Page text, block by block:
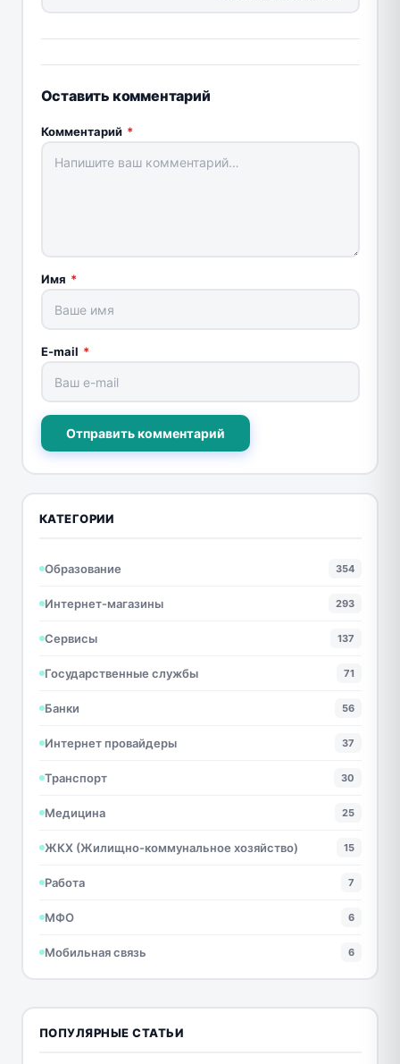
Оставить комментарий
Комментарий *
Имя *
E-mail *
Отправить комментарий
КАТЕГОРИИ
Образование 354
Интернет-магазины 293
Сервисы 137
Государственные службы 71
Банки 56
Интернет провайдеры 37
Транспорт 30
Медицина 25
ЖКХ (Жилищно-коммунальное хозяйство) 15
Работа 7
МФО 6
Мобильная связь 6
ПОПУЛЯРНЫЕ СТАТЬИ